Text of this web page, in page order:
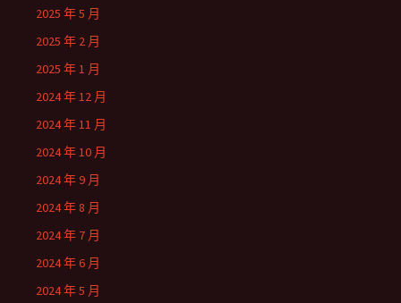
2025 年 5 月
2025 年 2 月
2025 年 1 月
2024 年 12 月
2024 年 11 月
2024 年 10 月
2024 年 9 月
2024 年 8 月
2024 年 7 月
2024 年 6 月
2024 年 5 月